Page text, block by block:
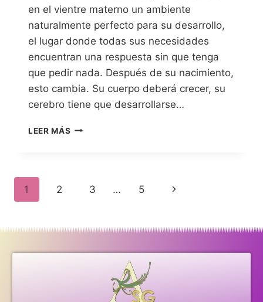
en el vientre materno un ambiente
naturalmente perfecto para su desarrollo,
el lugar donde todas sus necesidades
encuentran una respuesta sin que tenga
que pedir nada. Después de su nacimiento,
esto cambia. Su cuerpo deberá crecer, su
cerebro tiene que desarrollarse…
LEER MÁS
1 2 3 … 5